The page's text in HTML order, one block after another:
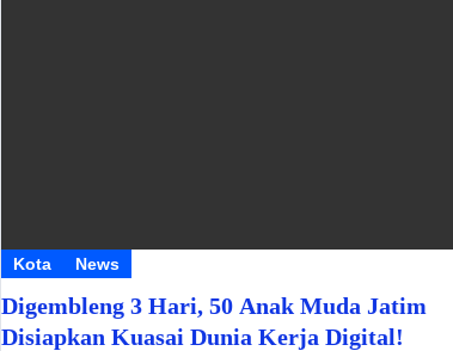
Kota News
Digembleng 3 Hari, 50 Anak Muda Jatim
Disiapkan Kuasai Dunia Kerja Digital!